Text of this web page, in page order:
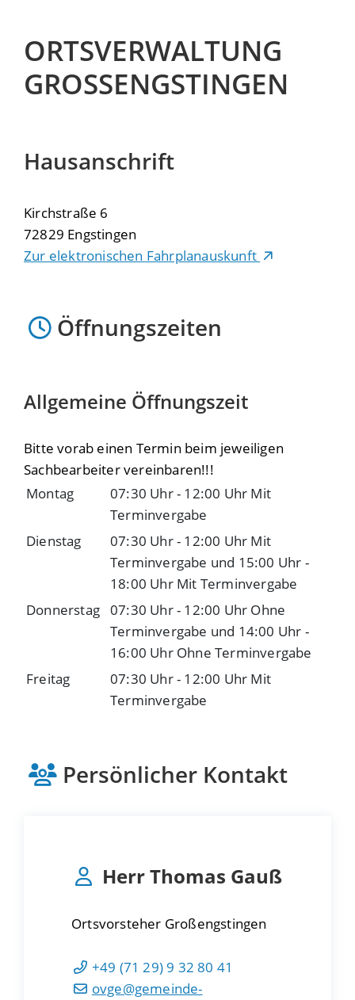
ORTSVERWALTUNG
GROSSENGSTINGEN
Hausanschrift
Kirchstraße 6
72829 Engstingen
Zur elektronischen Fahrplanauskunft
Öffnungszeiten
Allgemeine Öffnungszeit
Bitte vorab einen Termin beim jeweiligen
Sachbearbeiter vereinbaren!!!
Montag
07:30 Uhr- 12:00 Uhr Mit
Terminvergabe
Dienstag
07:30 Uhr- 12:00 Uhr Mit
Terminvergabe und 15:00 Uhr -
18:00 Uhr Mit Terminvergabe
Donnerstag 07:30 Uhr- 12:00 Uhr Ohne
Terminvergabe und 14:00 Uhr -
16:00 Uhr Ohne Terminvergabe
Freitag
07:30 Uhr- 12:00 Uhr Mit
Terminvergabe
Persönlicher Kontakt
HerrThomas Gauß
Ortsvorsteher Großengstingen
+49 (71 29) 9 32 80 41
ovge@gemeinde-